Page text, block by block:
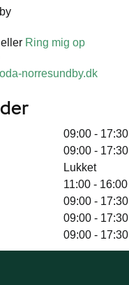
eller Ring mig op
norresundby.dk
09:00 - 17:30
09:00 - 17:30
Lukket
11:00 - 16:00
09:00 - 17:30
09:00 - 17:30
09:00 - 17:30